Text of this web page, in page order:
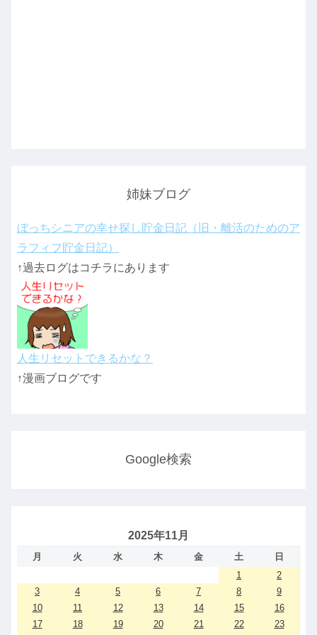
姉妹ブログ
ぼっちシニアの幸せ探し貯金日記（旧・離活のためのア
ラフィフ貯金日記）
↑過去ログはコチラにあります
人生リセットできるかな？
↑漫画ブログです
Google検索
2025年11月
月 火 水 木 金 土
日
1
2
3
4 5 6 7 8
9
10
11 12 13 14 15
16
17
18 19 20 21 22
23